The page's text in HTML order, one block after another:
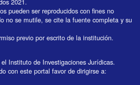
pueden ser reproducidos con fines no
no se mutile, se cite la fuente completa y su
previo por escrito de la institución.
Instituto de Investigaciones Jurídicas.
con este portal favor de dirigirse a: